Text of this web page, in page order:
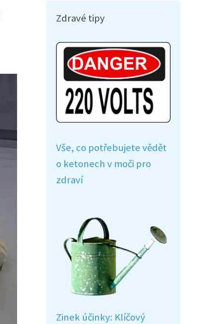
Zdravé tipy
Vše, co potřebujete vědět
o ketonech v moči pro
zdraví
Zinek účinky: Klíčový